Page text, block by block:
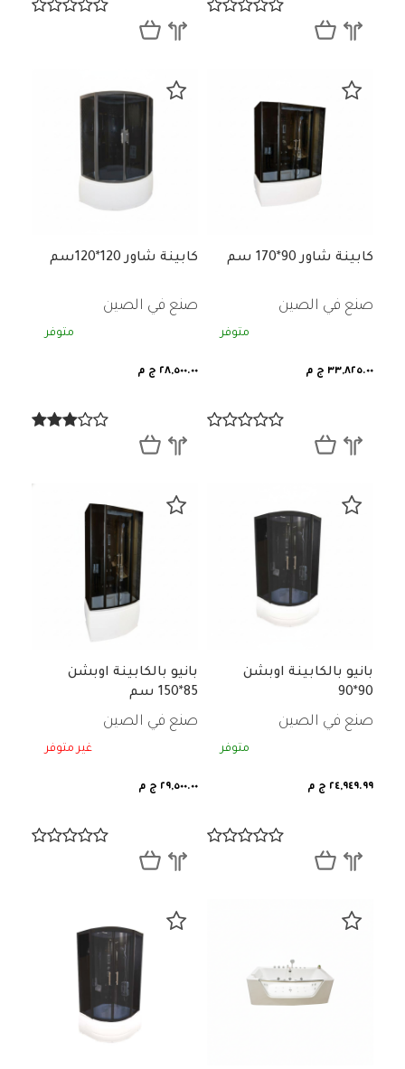
كابينة شاور 90*170 سم
صنع في الصين
متوفر
٣٣,٨٢٥.٠٠ ج م
كابينة شاور 120*120سم
صنع في الصين
متوفر
٢٨,٥٠٠.٠٠ ج م
بانيو بالكابينة اوبشن
90*90
صنع في الصين
متوفر
٢٤,٩٤٩.٩٩ ج م
بانيو بالكابينة اوبشن
85*150 سم
صنع في الصين
غير متوفر
٢٩,٥٠٠.٠٠ ج م